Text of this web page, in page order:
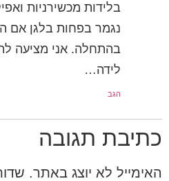
בלידות מכשירניות
נגמר בפחות בלגן אם
בהתחלה. אני מציעה
לידה…
הגב
כתיבת תגובה
האימייל לא יוצג באתר.